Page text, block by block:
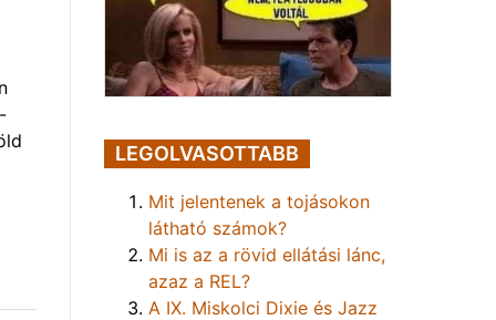
LEGOLVASOTTABB
Mit jelentenek a tojásokon
látható számok?
Mi is az a rövid ellátási lánc,
azaz a REL?
A IX. Miskolci Dixie és Jazz